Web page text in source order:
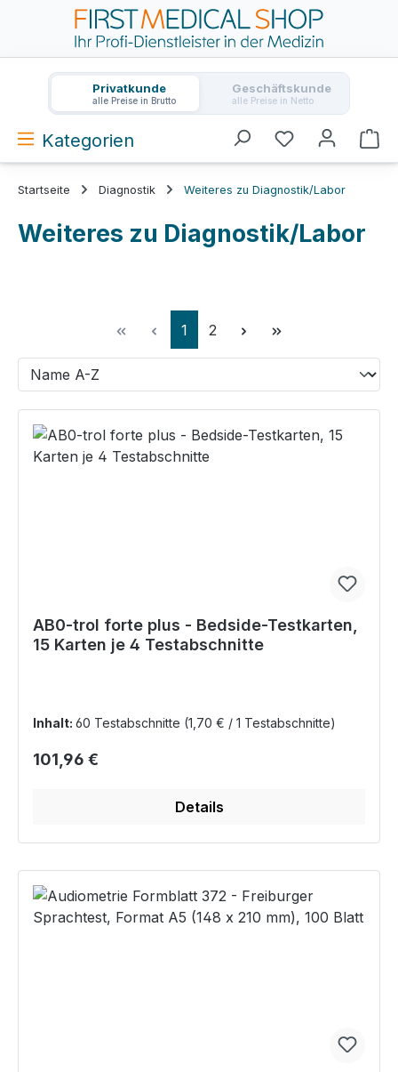
Zum Hauptinhalt springen
Privatkunde
alle Preise in Brutto
Geschäftskunde
alle Preise in Netto
Kategorien
Startseite Diagnostik Weiteres zu Diagnostik/Labor
Weiteres zu Diagnostik/Labor
Seite
1 Seite
2
AB0-trol forte plus - Bedside-Testkarten,
15 Karten je 4 Testabschnitte
Inhalt: 60 Testabschnitte (1,70 € / 1 Testabschnitte)
Regulärer Preis:
101,96 €
Details